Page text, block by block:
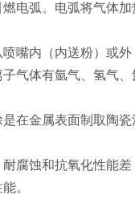
电弧。电弧将气体
嘴内（内送粉）或
气体有氩气、氢气、
在金属表面制取陶
腐蚀和抗氧化性能
。